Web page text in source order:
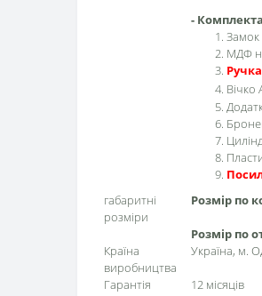
-
Замок
МДФ
габаритні
розміри
Розмір по
Розмір по
Країна
виробництва
Україна, м.
Гарантія 12 місяців